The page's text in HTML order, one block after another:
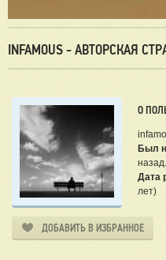
INFAMOUS - АВТОРСКАЯ
О
Был
назад.
Дата
лет)
ДОБАВИТЬ В ИЗБРАННОЕ